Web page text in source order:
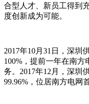
合型人才、新员工得到
度创新成为可能。
2017年10月31日，深圳
100%，提前一年在南
务。2017年12月，深圳
99.96%，位居南方电网